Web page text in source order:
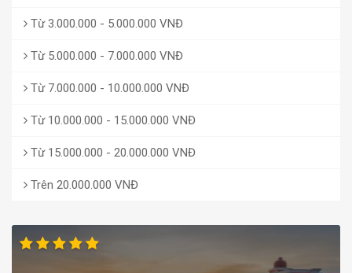
Từ 3.000.000 - 5.000.000 VNĐ
Từ 5.000.000 - 7.000.000 VNĐ
Từ 7.000.000 - 10.000.000 VNĐ
Từ 10.000.000 - 15.000.000 VNĐ
Từ 15.000.000 - 20.000.000 VNĐ
Trên 20.000.000 VNĐ